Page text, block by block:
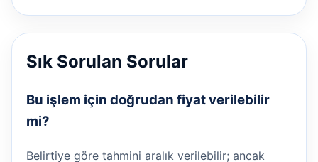
Sık Sorulan Sorular
Bu işlem için doğrudan fiyat verilebilir
mi?
Belirtiye göre tahmini aralık verilebilir; ancak